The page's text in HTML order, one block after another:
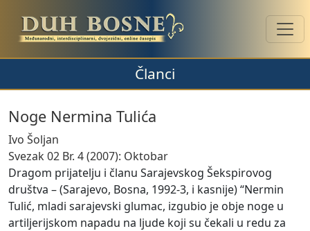
Članci
Noge Nermina Tulića
Ivo Šoljan
Svezak 02 Br. 4 (2007): Oktobar
Dragom prijatelju i članu Sarajevskog Šekspirovog
društva – (Sarajevo, Bosna, 1992-3, i kasnije) “Nermin
Tulić, mladi sarajevski glumac, izgubio je obje noge u
artiljerijskom napadu na ljude koji su čekali u redu za